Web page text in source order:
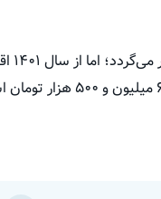
وی
افزایش حقوق انجام شده است که در همین